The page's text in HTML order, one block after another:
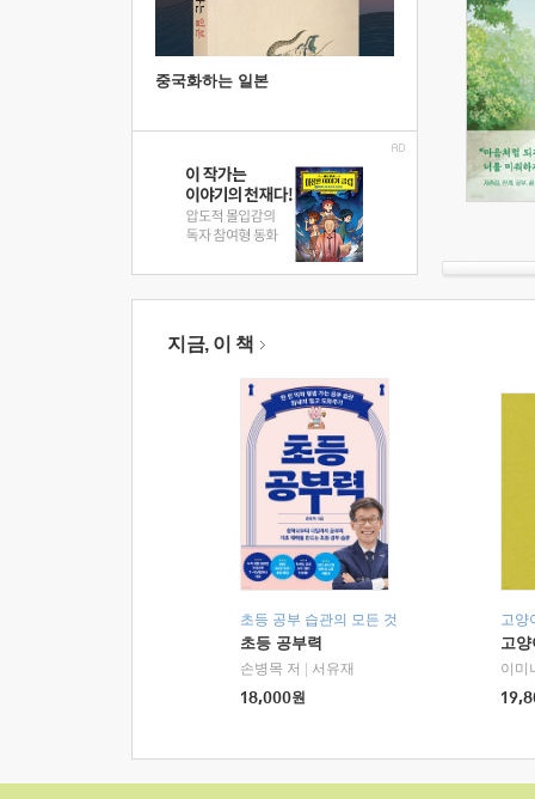
중국화하는 일본
지금, 이 책
초등 공부 습관의 모든 것
초등 공부력
손병목 저
서유재
18,000원
고양
고
이미